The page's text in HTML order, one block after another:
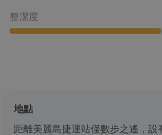
整潔度
地點
距離美麗島捷運站僅數步之遙，